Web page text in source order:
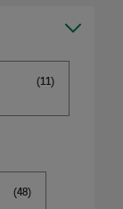
(11)
(48)